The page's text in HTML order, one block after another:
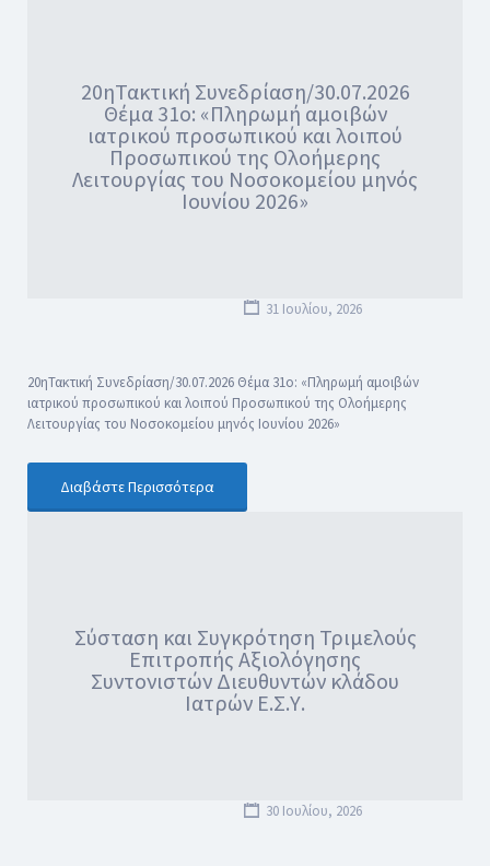
20ηΤακτική Συνεδρίαση/30.07.2026
Θέμα 31ο: «Πληρωμή αμοιβών
ιατρικού προσωπικού και λοιπού
Προσωπικού της Ολοήμερης
Λειτουργίας του Νοσοκομείου μηνός
Ιουνίου 2026»
31 Ιουλίου, 2026
20ηΤακτική Συνεδρίαση/30.07.2026 Θέμα 31ο: «Πληρωμή αμοιβών
ιατρικού προσωπικού και λοιπού Προσωπικού της Ολοήμερης
Λειτουργίας του Νοσοκομείου μηνός Ιουνίου 2026»
Διαβάστε Περισσότερα
Σύσταση και Συγκρότηση Τριμελούς
Επιτροπής Αξιολόγησης
Συντονιστών Διευθυντών κλάδου
Ιατρών Ε.Σ.Υ.
30 Ιουλίου, 2026